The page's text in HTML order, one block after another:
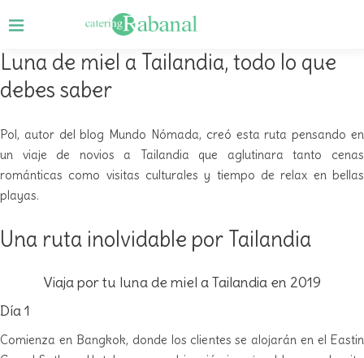
Luna de miel a Tailandia, todo lo que
debes saber
Pol, autor del blog Mundo Nómada, creó esta ruta pensando en
un viaje de novios a Tailandia que aglutinara tanto cenas
románticas como visitas culturales y tiempo de relax en bellas
playas.
Una ruta inolvidable por Tailandia
Viaja por tu luna de miel a Tailandia en 2019
Día 1
Comienza en Bangkok, donde los clientes se alojarán en el Eastin